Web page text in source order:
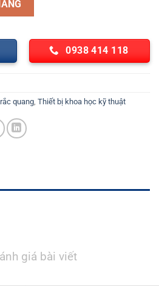
0938 414 118
quang Thiết bị khoa học kỹ thuật
giá bài viết